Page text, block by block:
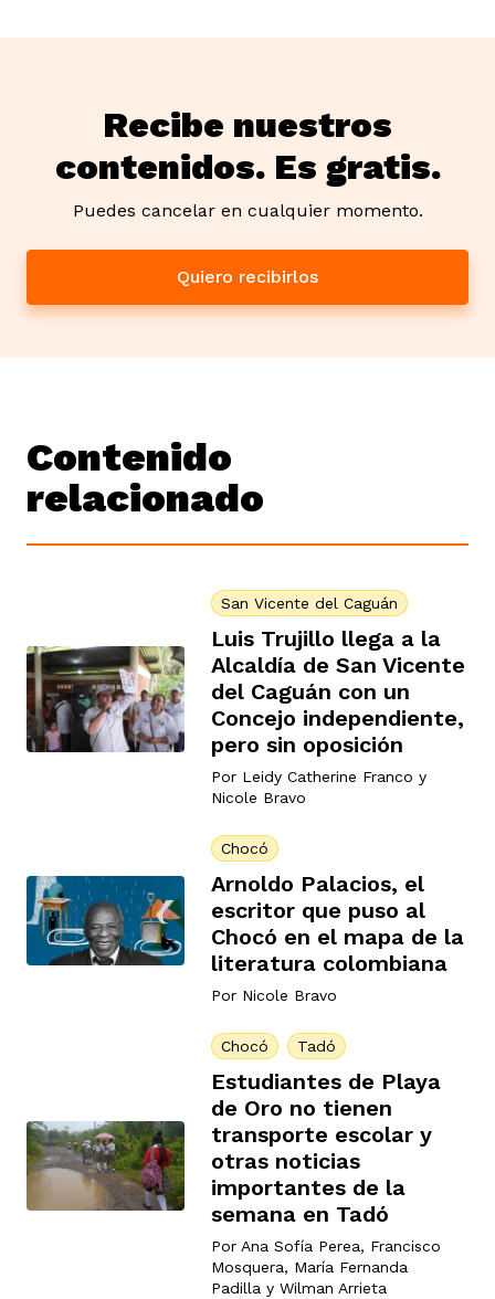
Recibe nuestros
contenidos. Es gratis.
Puedes cancelar en cualquier momento.
Quiero recibirlos
Contenido
relacionado
San Vicente del Caguán
Luis Trujillo llega a la
Alcaldía de San Vicente
del Caguán con un
Concejo independiente,
pero sin oposición
Por Leidy Catherine Franco y
Nicole Bravo
Chocó
Arnoldo Palacios, el
escritor que puso al
Chocó en el mapa de la
literatura colombiana
Por Nicole Bravo
Chocó Tadó
Estudiantes de Playa
de Oro no tienen
transporte escolar y
otras noticias
importantes de la
semana en Tadó
Por Ana Sofía Perea, Francisco
Mosquera, María Fernanda
Padilla y Wilman Arrieta